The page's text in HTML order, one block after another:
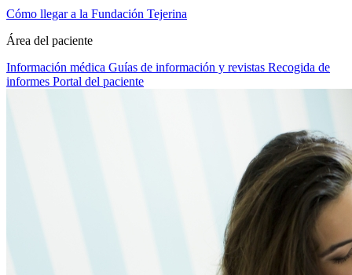
Cómo llegar a la Fundación Tejerina
Área del paciente
Información médica Guías de información y revistas Recogida de
informes Portal del paciente